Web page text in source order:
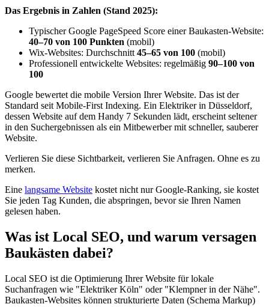
Das Ergebnis in Zahlen (Stand 2025):
Typischer Google PageSpeed Score einer Baukasten-Website:
40–70 von 100 Punkten (mobil)
Wix-Websites: Durchschnitt 45–65 von 100 (mobil)
Professionell entwickelte Websites: regelmäßig 90–100 von
100
Google bewertet die mobile Version Ihrer Website. Das ist der
Standard seit Mobile-First Indexing. Ein Elektriker in Düsseldorf,
dessen Website auf dem Handy 7 Sekunden lädt, erscheint seltener
in den Suchergebnissen als ein Mitbewerber mit schneller, sauberer
Website.
Verlieren Sie diese Sichtbarkeit, verlieren Sie Anfragen. Ohne es zu
merken.
Eine langsame Website kostet nicht nur Google-Ranking, sie kostet
Sie jeden Tag Kunden, die abspringen, bevor sie Ihren Namen
gelesen haben.
Was ist Local SEO, und warum versagen
Baukästen dabei?
Local SEO ist die Optimierung Ihrer Website für lokale
Suchanfragen wie "Elektriker Köln" oder "Klempner in der Nähe".
Baukasten-Websites können strukturierte Daten (Schema Markup)